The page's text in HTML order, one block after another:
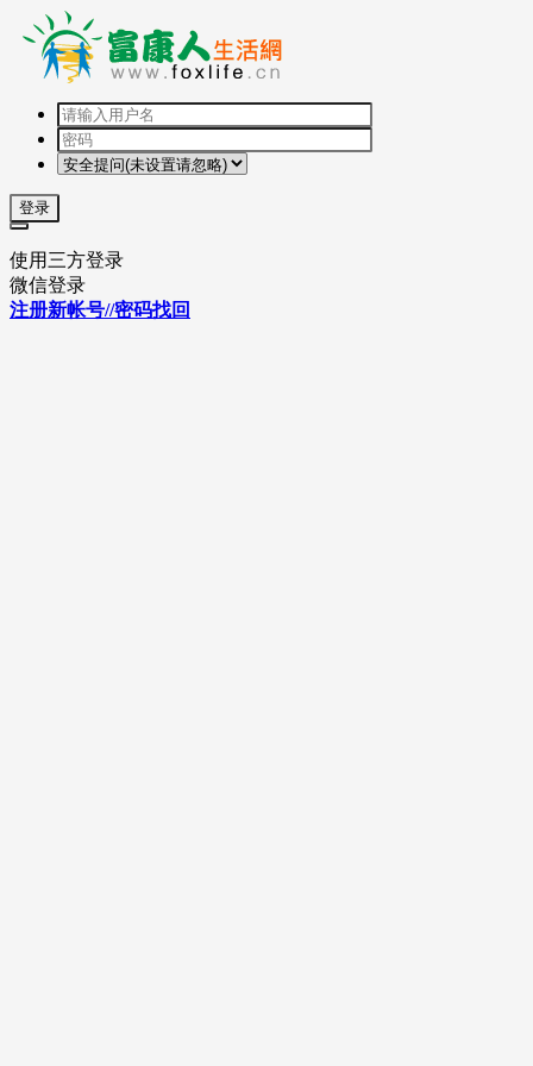
登录
使用三方登录
微信登录
注册新帐号//密码找回